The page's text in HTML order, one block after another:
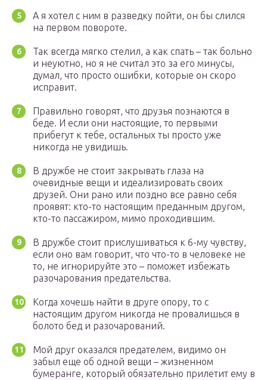
А я хотел с ним в разведку пойти, он бы слился
на первом повороте.
Так всегда мягко стелил, а как спать – так больно
и неуютно, но я не считал это за его минусы,
думал, что просто ошибки, которые он скоро
исправит.
Правильно говорят, что друзья познаются в
беде. И если они настоящие, то первыми
прибегут к тебе, остальных ты просто уже
никогда не увидишь.
В дружбе не стоит закрывать глаза на
очевидные вещи и идеализировать своих
друзей. Они рано или поздно все равно себя
проявят: кто-то настоящим преданным другом,
кто-то пассажиром, мимо проходившим.
В дружбе стоит прислушиваться к 6-му чувству,
если оно вам говорит, что что-то в человеке не
то, не игнорируйте это – поможет избежать
разочарования предательства.
Когда хочешь найти в друге опору, то с
настоящим другом никогда не провалишься в
болото бед и разочарований.
Мой друг оказался предателем, видимо он
забыл еще об одной вещи – жизненном
бумеранге, который обязательно прилетит ему в